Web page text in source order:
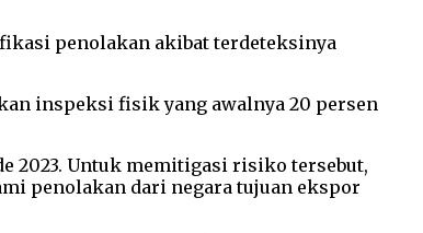
penolakan akibat terdeteksinya
inspeksi fisik yang awalnya 20 persen
2023. Untuk memitigasi risiko tersebut,
penolakan dari negara tujuan ekspor